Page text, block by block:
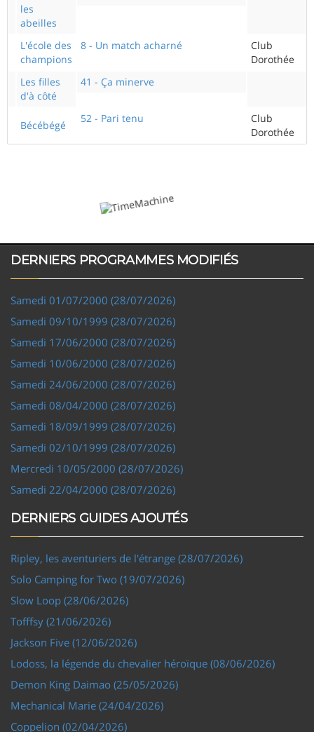
les
abeilles
L'école des
champions
8 - Un match acharné
Club
Dorothée
Les filles
d'à côté
41 - Ça minerve
Bécébégé
52 - Pari tenu
Club
Dorothée
DERNIERS PROGRAMMES MODIFIÉS
Samedi 01/07/2000 (28/07/2026)
Samedi 09/10/1999 (28/07/2026)
Samedi 17/06/2000 (28/07/2026)
Samedi 10/06/2000 (28/07/2026)
Samedi 24/06/2000 (28/07/2026)
Samedi 08/04/2000 (28/07/2026)
Samedi 18/09/1999 (28/07/2026)
Samedi 02/10/1999 (28/07/2026)
Mercredi 10/05/2000 (28/07/2026)
Samedi 22/04/2000 (28/07/2026)
DERNIERS GUIDES AJOUTÉS
Ripley, les aventuriers de l'étrange (28/07/2026)
Solo Camping for Two (19/07/2026)
Slow Loop (28/06/2026)
Tofffsy (21/06/2026)
Jackson Five (12/06/2026)
Lodoss, la légende du chevalier héroïque (08/06/2026)
Demon King Daimao (25/05/2026)
Mechanical Marie (24/04/2026)
Coppelion (02/04/2026)